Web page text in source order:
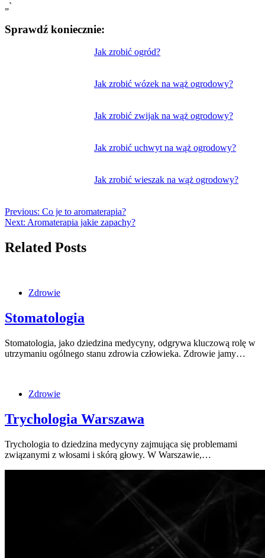
„`
Sprawdź koniecznie:
Jak zrobić ogród?
Jak zrobić wózek na wąż ogrodowy?
Jak zrobić zwijak na wąż ogrodowy?
Jak zrobić uchwyt na wąż ogrodowy?
Jak zrobić wieszak na wąż ogrodowy?
Previous: Co je to aromaterapia?
Next: Aromaterapia jakie zapachy?
Related Posts
Zdrowie
Stomatologia
Stomatologia, jako dziedzina medycyny, odgrywa kluczową rolę w
utrzymaniu ogólnego stanu zdrowia człowieka. Zdrowie jamy…
Zdrowie
Trychologia Warszawa
Trychologia to dziedzina medycyny zajmująca się problemami
związanymi z włosami i skórą głowy. W Warszawie,…